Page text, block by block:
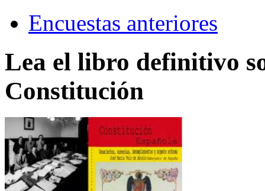
Encuestas anteriores
Lea el libro definitivo
Constitución